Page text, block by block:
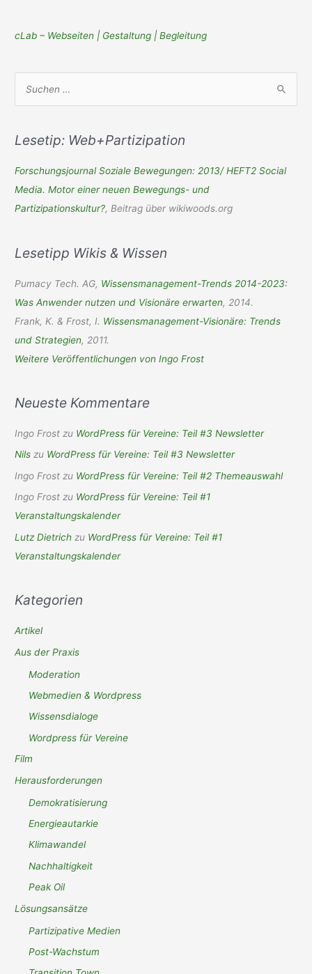
cLab – Webseiten | Gestaltung | Begleitung
h
n
n
a
h
Lesetip: Web+Partizipation
Forschungsjournal Soziale Bewegungen: 2013/ HEFT2 Social
Media. Motor einer neuen Bewegungs- und
Partizipationskultur?, Beitrag über wikiwoods.org
Lesetipp Wikis & Wissen
Pumacy Tech. AG, Wissensmanagement-Trends 2014-2023:
Was Anwender nutzen und Visionäre erwarten, 2014.
Frank, K. & Frost, I. Wissensmanagement-Visionäre: Trends
und Strategien, 2011.
Weitere Veröffentlichungen von Ingo Frost
Neueste Kommentare
Ingo Frost zu WordPress für Vereine: Teil #3 Newsletter
Nils zu WordPress für Vereine: Teil #3 Newsletter
Ingo Frost zu WordPress für Vereine: Teil #2 Themeauswahl
Ingo Frost zu WordPress für Vereine: Teil #1
Veranstaltungskalender
Lutz Dietrich zu WordPress für Vereine: Teil #1
Veranstaltungskalender
Kategorien
Artikel
Aus der Praxis
Moderation
Webmedien & Wordpress
Wissensdialoge
Wordpress für Vereine
Film
Herausforderungen
Demokratisierung
Energieautarkie
Klimawandel
Nachhaltigkeit
Peak Oil
Lösungsansätze
Partizipative Medien
Post-Wachstum